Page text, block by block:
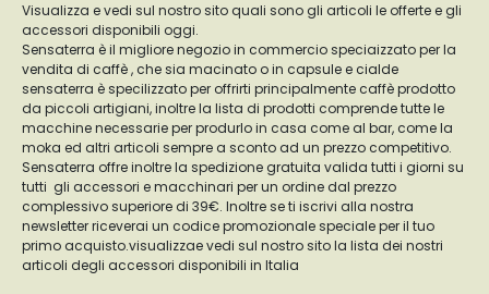
Visualizza e vedi sul nostro sito quali sono gli articoli le offerte e gli
accessori disponibili oggi.
Sensaterra è il migliore negozio in commercio speciaizzato per la
vendita di caffè , che sia macinato o in capsule e cialde
sensaterra è specilizzato per offrirti principalmente caffè prodotto
da piccoli artigiani, inoltre la lista di prodotti comprende tutte le
macchine necessarie per produrlo in casa come al bar, come la
moka ed altri articoli sempre a sconto ad un prezzo competitivo.
Sensaterra offre inoltre la spedizione gratuita valida tutti i giorni su
tutti gli accessori e macchinari per un ordine dal prezzo
complessivo superiore di 39€. Inoltre se ti iscrivi alla nostra
newsletter riceverai un codice promozionale speciale per il tuo
primo acquisto.visualizzae vedi sul nostro sito la lista dei nostri
articoli degli accessori disponibili in Italia